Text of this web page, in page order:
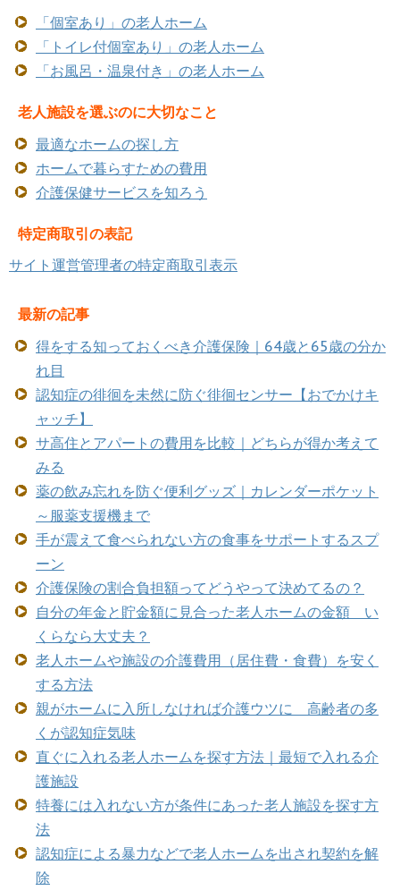
「個室あり」の老人ホーム
「トイレ付個室あり」の老人ホーム
「お風呂・温泉付き」の老人ホーム
老人施設を選ぶのに大切なこと
最適なホームの探し方
ホームで暮らすための費用
介護保健サービスを知ろう
特定商取引の表記
サイト運営管理者の特定商取引表示
最新の記事
得をする知っておくべき介護保険｜64歳と65歳の分か
れ目
認知症の徘徊を未然に防ぐ徘徊センサー【おでかけキ
ャッチ】
サ高住とアパートの費用を比較｜どちらが得か考えて
みる
薬の飲み忘れを防ぐ便利グッズ｜カレンダーポケット
～服薬支援機まで
手が震えて食べられない方の食事をサポートするスプ
ーン
介護保険の割合負担額ってどうやって決めてるの？
自分の年金と貯金額に見合った老人ホームの金額 い
くらなら大丈夫？
老人ホームや施設の介護費用（居住費・食費）を安く
する方法
親がホームに入所しなければ介護ウツに 高齢者の多
くが認知症気味
直ぐに入れる老人ホームを探す方法｜最短で入れる介
護施設
特養には入れない方が条件にあった老人施設を探す方
法
認知症による暴力などで老人ホームを出され契約を解
除